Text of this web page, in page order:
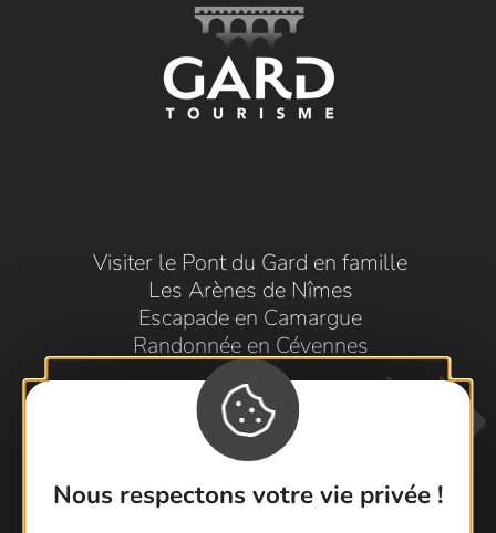
Nous respectons votre vie privée !
Visiter le Pont du Gard en famille
Les Arènes de Nîmes
Escapade en Camargue
Randonnée en Cévennes